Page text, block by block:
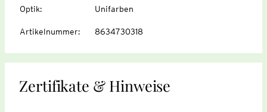
Optik: Unifarben
Artikelnummer: 8634730318
Zertifikate & Hinweise